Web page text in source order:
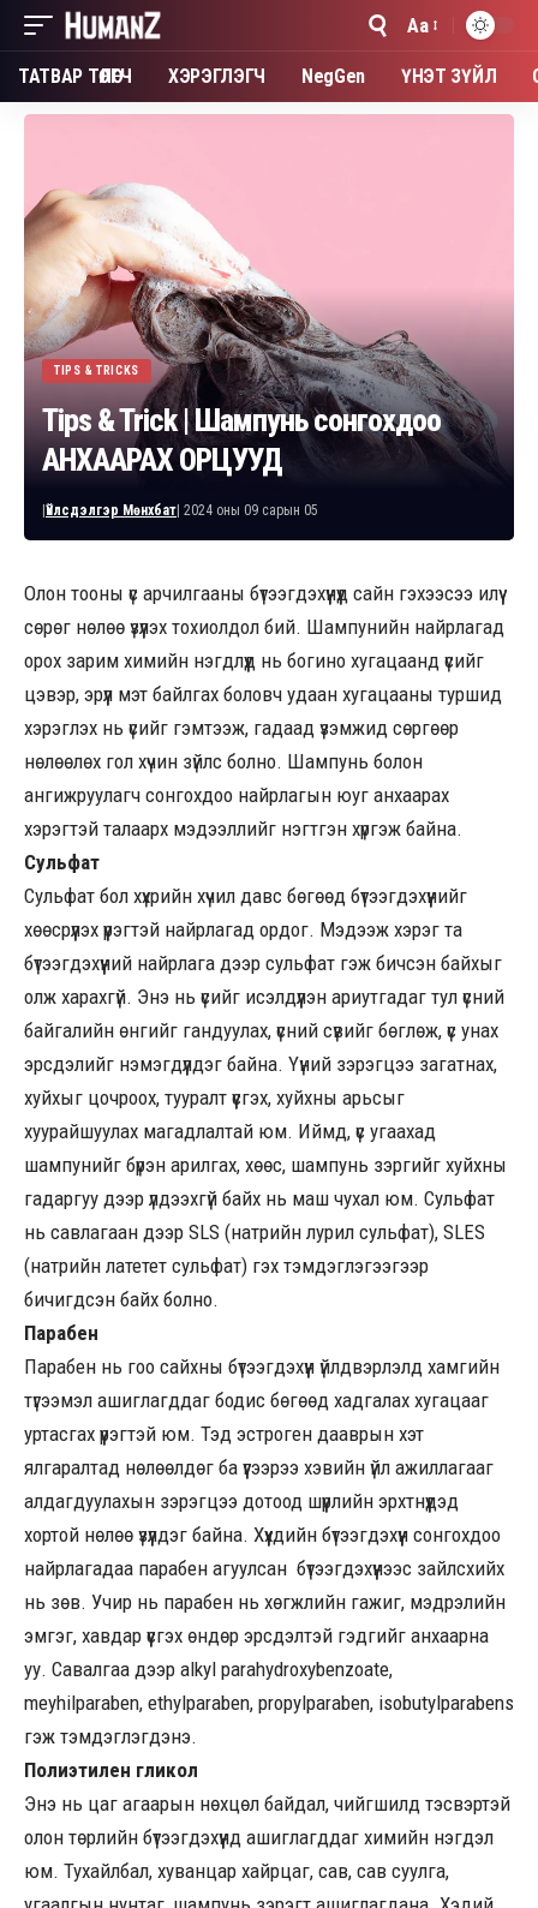
Font
Resizer
Aa
ТАТВАР ТӨЛӨГЧ ХЭРЭГЛЭГЧ NegGen ҮНЭТ ЗҮЙЛ
TIPS & TRICKS
Tips & Trick | Шампунь сонгохдоо
АНХААРАХ ОРЦУУД
Үйлсдэлгэр Мөнхбат | 2024 оны 09 сарын 05
Олон тооны үс арчилгааны бүтээгдэхүүнүүд сайн гэхээсээ илүү
сөрөг нөлөө үзүүлэх тохиолдол бий. Шампунийн найрлагад
орох зарим химийн нэгдлүүд нь богино хугацаанд үсийг
цэвэр, эрүүл мэт байлгах боловч удаан хугацааны туршид
хэрэглэх нь үсийг гэмтээж, гадаад үзэмжид сөргөөр
нөлөөлөх гол хүчин зүйлс болно. Шампунь болон
ангижруулагч сонгохдоо найрлагын юуг анхаарах
хэрэгтэй талаарх мэдээллийг нэгтгэн хүргэж байна.
Сульфат
Сульфат бол хүхрийн хүчил давс бөгөөд бүтээгдэхүүнийг
хөөсрүүлэх үүрэгтэй найрлагад ордог. Мэдээж хэрэг та
бүтээгдэхүүний найрлага дээр сульфат гэж бичсэн байхыг
олж харахгүй. Энэ нь үсийг исэлдүүлэн ариутгадаг тул үсний
байгалийн өнгийг гандуулах, үсний сүвийг бөглөж, үс унах
эрсдэлийг нэмэгдүүлдэг байна. Үүний зэрэгцээ загатнах,
хуйхыг цочроох, тууралт үүсгэх, хуйхны арьсыг
хуурайшуулах магадлалтай юм. Иймд, үс угаахад
шампунийг бүрэн арилгах, хөөс, шампунь зэргийг хуйхны
гадаргуу дээр үлдээхгүй байх нь маш чухал юм. Сульфат
нь савлагаан дээр SLS (натрийн лурил сульфат), SLES
(натрийн латетет сульфат) гэх тэмдэглэгээгээр
бичигдсэн байх болно.
Парабен
Парабен нь гоо сайхны бүтээгдэхүүн үйлдвэрлэлд хамгийн
түгээмэл ашиглагддаг бодис бөгөөд хадгалах хугацааг
уртасгах үүрэгтэй юм. Тэд эстроген дааврын хэт
ялгаралтад нөлөөлдөг ба үүгээрээ хэвийн үйл ажиллагааг
алдагдуулахын зэрэгцээ дотоод шүүрлийн эрхтнүүдэд
хортой нөлөө үзүүлдэг байна. Хүүхдийн бүтээгдэхүүн сонгохдоо
найрлагадаа парабен агуулсан бүтээгдэхүүнээс зайлсхийх
нь зөв. Учир нь парабен нь хөгжлийн гажиг, мэдрэлийн
эмгэг, хавдар үүсгэх өндөр эрсдэлтэй гэдгийг анхаарна
уу. Савалгаа дээр alkyl parahydroxybenzoate,
meyhilparaben, ethylparaben, propylparaben, isobutylparabens
гэж тэмдэглэгдэнэ.
Полиэтилен гликол
Энэ нь цаг агаарын нөхцөл байдал, чийгшилд тэсвэртэй
олон төрлийн бүтээгдэхүүнд ашиглагддаг химийн нэгдэл
юм. Тухайлбал, хуванцар хайрцаг, сав, сав суулга,